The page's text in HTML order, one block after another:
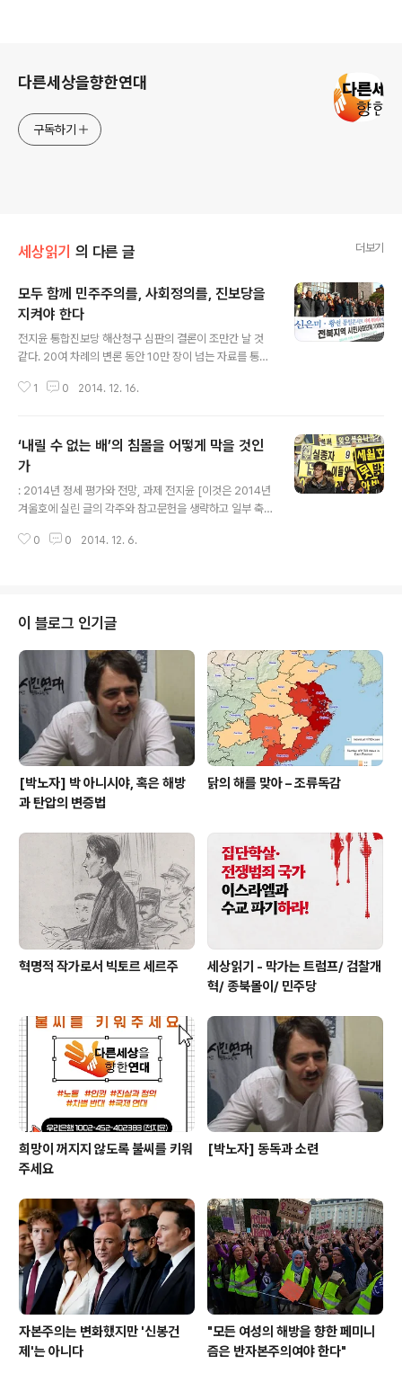
다른세상을향한연대
구독하기
세상읽기 의 다른 글 더보기
모두 함께 민주주의를, 사회정의를, 진보당을
지켜야 한다
전지윤 통합진보당 해산청구 심판의 결론이 조만간 날 것
같다. 20여 차례의 변론 동안 10만 장이 넘는 자료를 통해
하지 못했다. 그럼에도 저들은 “진보적 민주주의라는 용어
목적을 문제삼아 해산할 수 있을 판이다. 결국 만약 헌재가
진보당 해산 심판을 내린다면 그것은 이 재판이 미리 결론
을 정해놓은 요식행위였다는 말이 될 것이다. 전 주필 류근
일은 “자유 체제는 그것을 '깰 자유'까지 방임해야 하는가?
… 볼셰비키까지도 품어야 하는가?”라며 진보당 해산을 주
문했다. 하지만 특정 정치사상과 노선을 원천배제하는 것
1 0 2014. 12. 16.
‘내릴 수 없는 배’의 침몰을 어떻게 막을 것인
가
: 2014년 정세 평가와 전망, 과제 전지윤 [이것은 2014년
겨울호에 실린 글의 각주와 참고문헌을 생략하고 일부 축
록 허락해 준 편집부에 감사드린다. 이 글의 초고를 읽고 여
돼 있지 않다. 하지만 이 글의 전반적인 내용과 방향은 여전
히 유효하다고 생각한다.] 너를 잃고 가슴에 비수가 꽂히고
서야 엄마는 세상에 눈을 뜨게 되는가보다. 네가 엄마 곁에
보내준 참 착한 사람들에서 너를 닮은 모습을 보며 감사하
고 있단다. 사랑하는 성호야, 너만큼 엄마가 착하지는 않지
만 너 닮은 착한 ..
0 0 2014. 12. 6.
이 블로그 인기글
[박노자] 박 아니시야, 혹은 해방
과 탄압의 변증법
닭의 해를 맞아 – 조류독감
혁명적 작가로서 빅토르 세르주
세상읽기 - 막가는 트럼프/ 검찰개
혁/ 종북몰이/ 민주당
희망이 꺼지지 않도록 불씨를 키워
주세요
[박노자] 동독과 소련
자본주의는 변화했지만 '신봉건
제'는 아니다
"모든 여성의 해방을 향한 페미니
즘은 반자본주의여야 한다"